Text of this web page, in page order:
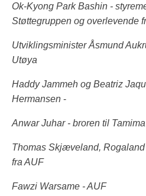
Ok-Kyong Park Bashin -
Støttegruppen og overlevende
Utviklingsminister Åsmund
Utøya
Haddy Jammeh og Beatriz
Hermansen -
Anwar Juhar - broren til
Thomas Skjæveland,
fra AUF
Fawzi Warsame - AUF